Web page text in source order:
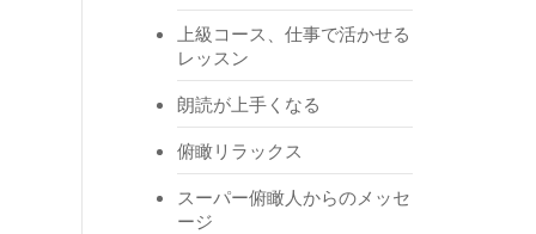
上級コース、仕事で活かせる
レッスン
朗読が上手くなる
俯瞰リラックス
スーパー俯瞰人からのメッセ
ージ